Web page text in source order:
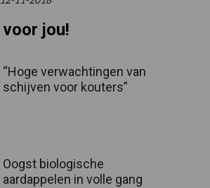
jou!
“Hoge verwachtingen van
schijven voor kouters”
Oogst biologische
aardappelen in volle gang